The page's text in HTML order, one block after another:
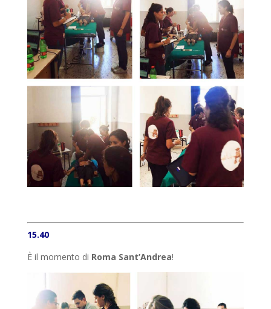
15.40
È il momento di Roma Sant’Andrea!